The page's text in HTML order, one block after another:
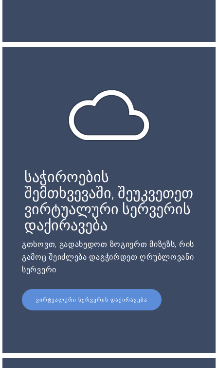
საჭიროების
შემთხვევაში, შეუკვეთეთ
ვირტუალური სერვერის
დაქირავება
გთხოვთ, გადახედოთ ზოგიერთ მიზეზს, რის
გამოც შეიძლება დაგჭირდეთ ღრუბლოვანი
სერვერი.
ᲕᲘᲠᲢᲣᲐᲚᲣᲠᲘ ᲡᲔᲠᲕᲔᲠᲘᲡ ᲓᲐᲥᲘᲠᲐᲕᲔᲑᲐ